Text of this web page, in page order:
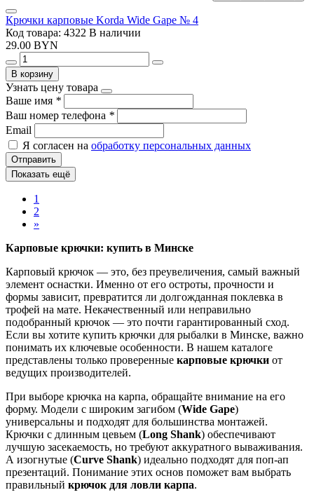
Крючки карповые Korda Wide Gape № 4
Код товара: 4322 В наличии
29.00 BYN
В корзину
Узнать цену товара
Ваше имя *
Ваш номер телефона *
Email
Я согласен на обработку персональных данных
Отправить
Показать ещё
1
2
»
Карповые крючки: купить в Минске
Карповый крючок — это, без преувеличения, самый важный
элемент оснастки. Именно от его остроты, прочности и
формы зависит, превратится ли долгожданная поклевка в
трофей на мате. Некачественный или неправильно
подобранный крючок — это почти гарантированный сход.
Если вы хотите купить крючки для рыбалки в Минске, важно
понимать их ключевые особенности. В нашем каталоге
представлены только проверенные карповые крючки от
ведущих производителей.
При выборе крючка на карпа, обращайте внимание на его
форму. Модели с широким загибом (Wide Gape)
универсальны и подходят для большинства монтажей.
Крючки с длинным цевьем (Long Shank) обеспечивают
лучшую засекаемость, но требуют аккуратного вываживания.
А изогнутые (Curve Shank) идеально подходят для поп-ап
презентаций. Понимание этих основ поможет вам выбрать
правильный крючок для ловли карпа.